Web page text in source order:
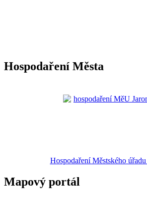
Hospodaření Města
Hospodaření Městského úřadu
Mapový portál